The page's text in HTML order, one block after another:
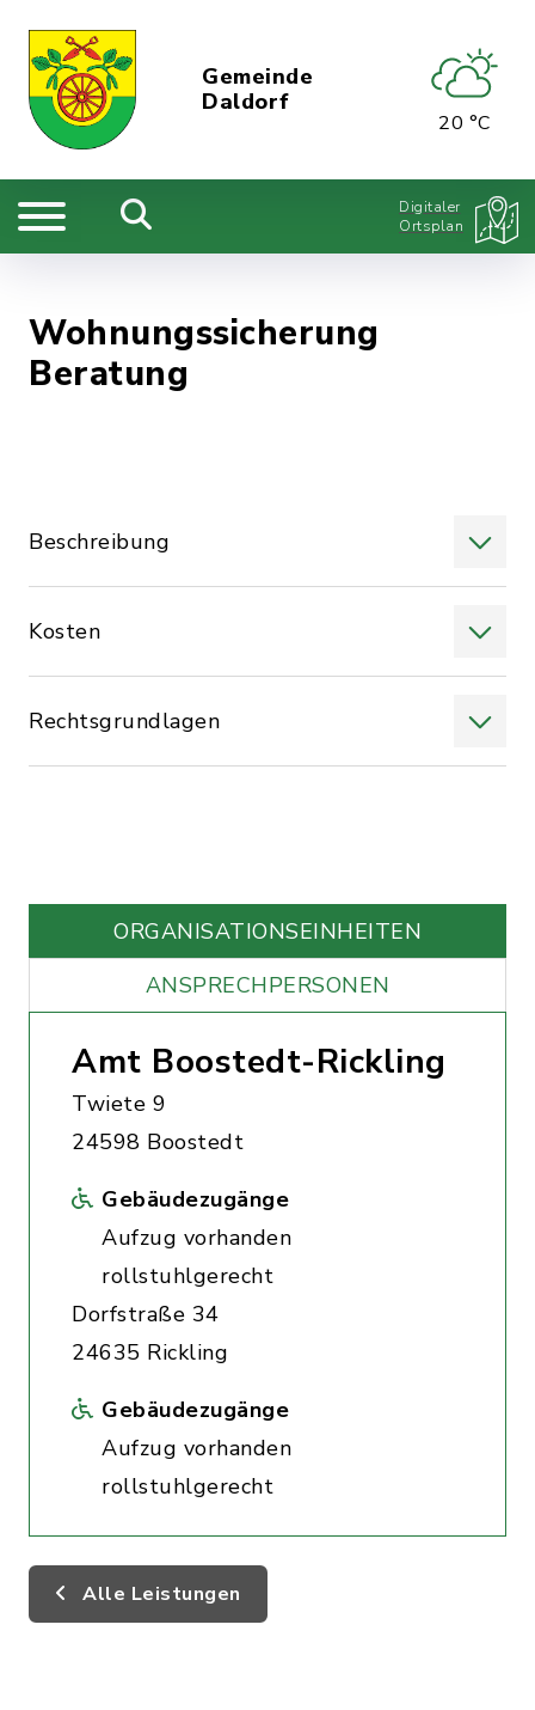
Gemeinde
Daldorf
20 °C
Digitaler
Ortsplan
Wohnungssicherung
Beratung
Beschreibung
Kosten
Rechtsgrundlagen
ORGANISATIONS­EINHEITEN
ANSPRECHPERSONEN
Amt Boostedt-Rickling
Twiete 9
24598 Boostedt
Gebäudezugänge
Aufzug vorhanden
rollstuhlgerecht
Dorfstraße 34
24635 Rickling
Gebäudezugänge
Aufzug vorhanden
rollstuhlgerecht
Alle Leistungen